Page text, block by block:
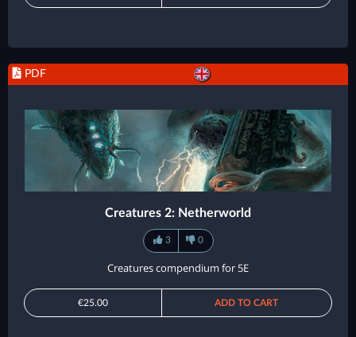
PDF
Creatures 2: Netherworld
3 0
Creatures compendium for 5E
€25.00 ADD TO CART